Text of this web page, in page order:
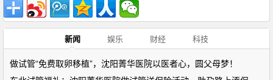
新闻 娱乐 财经 科技
做试管“免费取卵移植”，沈阳菁华医院以医者心，圆父母梦！